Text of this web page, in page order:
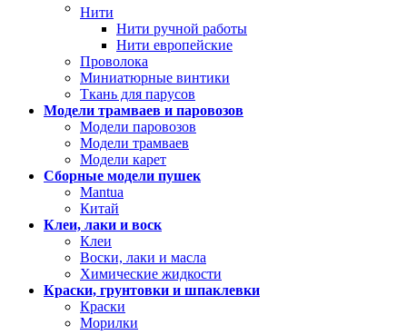
Нити
Нити ручной работы
Нити европейские
Проволока
Миниатюрные винтики
Ткань для парусов
Модели трамваев и паровозов
Модели паровозов
Модели трамваев
Модели карет
Сборные модели пушек
Mantua
Китай
Клеи, лаки и воск
Клеи
Воски, лаки и масла
Химические жидкости
Краски, грунтовки и шпаклевки
Краски
Морилки